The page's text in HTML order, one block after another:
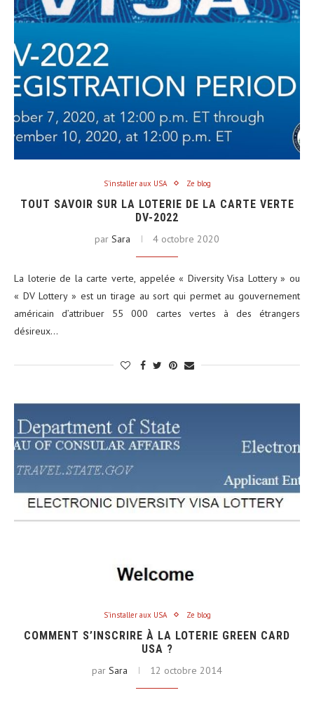
S'installer aux USA Ze blog
TOUT SAVOIR SUR LA LOTERIE DE LA CARTE VERTE
DV-2022
par Sara 4 octobre 2020
La loterie de la carte verte, appelée « Diversity Visa Lottery » ou
« DV Lottery » est un tirage au sort qui permet au gouvernement
américain d’attribuer 55 000 cartes vertes à des étrangers
désireux…
S'installer aux USA Ze blog
COMMENT S’INSCRIRE À LA LOTERIE GREEN CARD
USA ?
par Sara 12 octobre 2014